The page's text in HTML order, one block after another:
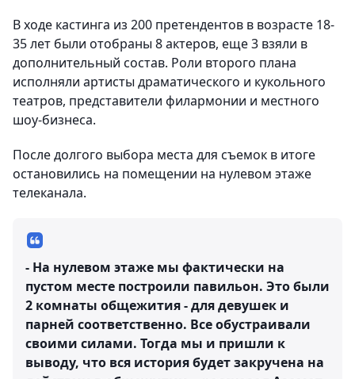
В ходе кастинга из 200 претендентов в возрасте 18-
35 лет были отобраны 8 актеров, еще 3 взяли в
дополнительный состав. Роли второго плана
исполняли артисты драматического и кукольного
театров, представители филармонии и местного
шоу-бизнеса.
После долгого выбора места для съемок в итоге
остановились на помещении на нулевом этаже
телеканала.
- На нулевом этаже мы фактически на
пустом месте построили павильон. Это были
2 комнаты общежития - для девушек и
парней соответственно. Все обустраивали
своими силами. Тогда мы и пришли к
выводу, что вся история будет закручена на